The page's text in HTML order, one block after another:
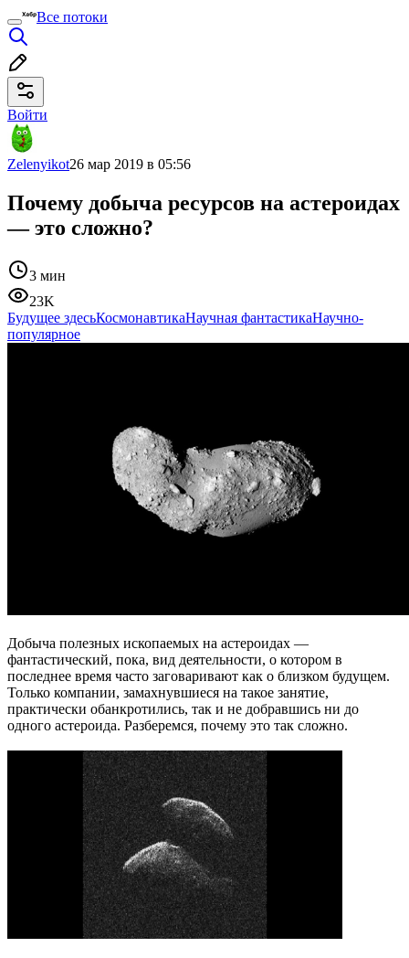
Все потоки
Войти
Zelenyikot26 мар 2019 в 05:56
Почему добыча ресурсов на астероидах
— это сложно?
3 мин
23K
Будущее здесьКосмонавтикаНаучная фантастикаНаучно-
популярное
Добыча полезных ископаемых на астероидах —
фантастический, пока, вид деятельности, о котором в
последнее время часто заговаривают как о близком будущем.
Только компании, замахнувшиеся на такое занятие,
практически обанкротились, так и не добравшись ни до
одного астероида. Разберемся, почему это так сложно.